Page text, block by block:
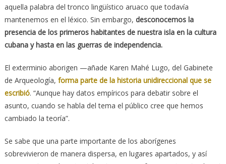
aquella palabra del tronco lingüístico aruaco que todavía
mantenemos en el léxico. Sin embargo, desconocemos la
presencia de los primeros habitantes de nuestra isla en la cultura
cubana y hasta en las guerras de independencia.
El exterminio aborigen —añade Karen Mahé Lugo, del Gabinete
de Arqueología, forma parte de la historia unidireccional que se
escribió. “Aunque hay datos empíricos para debatir sobre el
asunto, cuando se habla del tema el público cree que hemos
cambiado la teoría”.
Se sabe que una parte importante de los aborígenes
sobrevivieron de manera dispersa, en lugares apartados, y así